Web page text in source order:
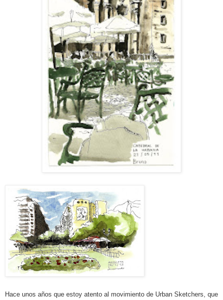
Hace unos años que estoy atento al movimiento de Urban Sketchers, que